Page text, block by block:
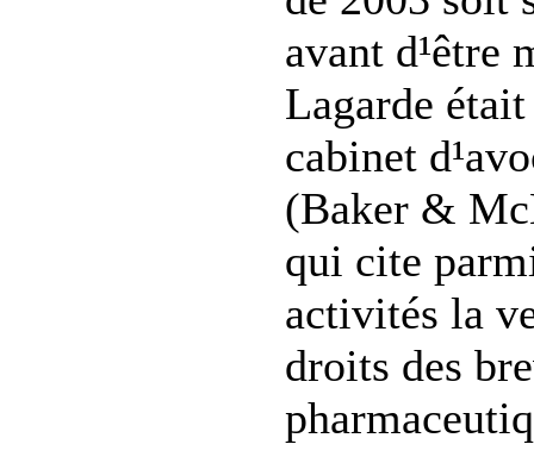
avant d¹être
Lagarde
cabinet
(Baker &
qui cite
activités la
droits des